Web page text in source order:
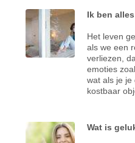
Ik ben
Het leven
als we een
verliezen,
emoties
wat als je je
kostbaar
Wat is